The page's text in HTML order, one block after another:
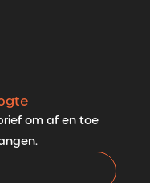
om af en toe